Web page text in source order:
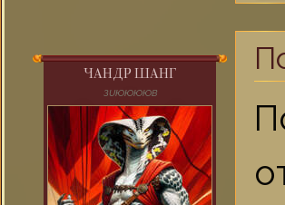
ЧАНДР ШАНГ
ЗUЮЮЮЮВ